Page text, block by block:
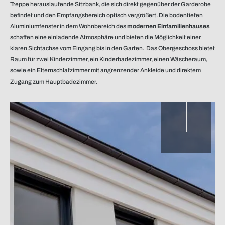
Treppe herauslaufende Sitzbank, die sich direkt gegenüber der Garderobe
befindet und den Empfangsbereich optisch vergrößert. Die bodentiefen
Aluminiumfenster in dem Wohnbereich desmodernen Einfamilienhauses
schaffen eine einladende Atmosphäre und bieten die Möglichkeit einer
klaren Sichtachse vom Eingang bis in den Garten. Das Obergeschoss bietet
Raum für zwei Kinderzimmer, ein Kinderbadezimmer, einen Wäscheraum,
sowie ein Elternschlafzimmer mit angrenzender Ankleide und direktem
Zugang zum Hauptbadezimmer.
Detail – Dachüberstand